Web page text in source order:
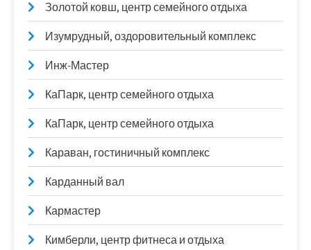
Золотой ковш, центр семейного отдыха
Изумрудный, оздоровительный комплекс
Инж-Мастер
КаПарк, центр семейного отдыха
КаПарк, центр семейного отдыха
Караван, гостиничный комплекс
Карданный вал
Кармастер
Кимберли, центр фитнеса и отдыха